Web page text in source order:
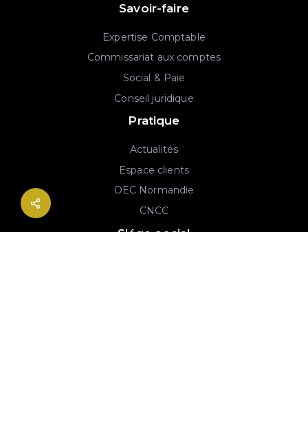
Savoir-faire
Expertise Comptable
Commissariat aux comptes
Social & Paie
Conseil juridique
Pratique
Actualités
Espace clients
OEC Normandie
CNCC
Siége social